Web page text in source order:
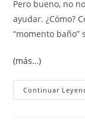
Pero bueno, no
ayudar. ¿Cómo?
“momento
(más…)
Continuar